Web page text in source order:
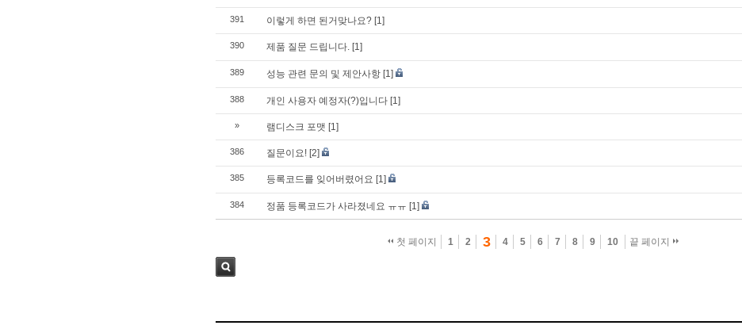
391 이렇게 하면 된거맞나요? [1]
390 제품 질문 드립니다. [1]
389 성능 관련 문의 및 제안사항 [1]
388 개인 사용자 예정자(?)입니다 [1]
» 램디스크 포맷 [1]
386 질문이요! [2]
385 등록코드를 잊어버렸어요 [1]
384 정품 등록코드가 사라졌네요 ㅠㅠ [1]
첫 페이지 1 2 3 4 5 6 7 8 9 10 끝 페이지